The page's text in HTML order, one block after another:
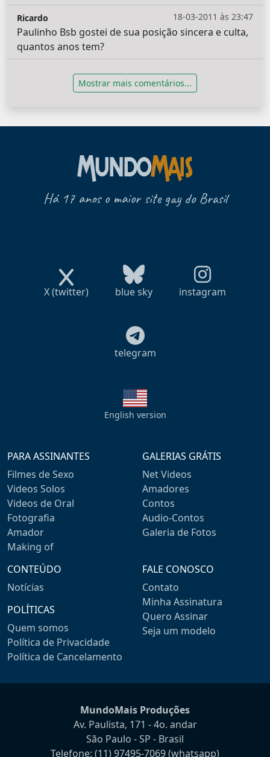
18-03-2011 às 23:47
Ricardo
Paulinho Bsb gostei de sua posição sincera e culta,
quantos anos tem?
Mostrar mais comentários...
Há 17 anos o maior site gay do Brasil
X (twitter) blue sky instagram
telegram
English version
PARA ASSINANTES
Filmes de Sexo
Videos Solos
Videos de Oral
Fotografia
Amador
Making of
GALERIAS GRÁTIS
Net Videos
Amadores
Contos
Audio-Contos
Galeria de Fotos
CONTEÚDO
Notícias
POLÍTICAS
Quem somos
Política de Privacidade
Política de Cancelamento
FALE CONOSCO
Contato
Minha Assinatura
Quero Assinar
Seja um modelo
MundoMais Produções
Av. Paulista, 171 - 4o. andar
São Paulo - SP - Brasil
Telefone: (11) 97495-7069(whatsapp)